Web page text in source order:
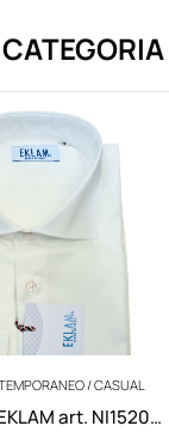
/ CASUAL
art. NI1520